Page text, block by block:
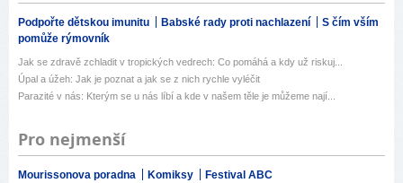
Podpořte dětskou imunitu Babské rady proti nachlazení
S čím vším
pomůže rýmovník
Jak se zdravě zchladit v tropických vedrech: Co pomáhá a kdy už riskuj...
Úpal a úžeh: Jak je poznat a jak se z nich rychle vyléčit
Parazité v nás: Kterým se u nás líbí a kde v našem těle je můžeme nají...
Pro nejmenší
Mourissonova poradna Komiksy Festival ABC